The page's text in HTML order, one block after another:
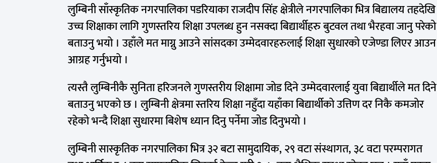
लुम्बिनी साँस्कृतिक नगरपालिका पडरियाका राजदीप सिंह क्षेत्रीले नगरपालिका भित्र बिद्यालय तहदेखि
उच्च शिक्षाका लागि गुणस्तरिय शिक्षा उपलब्ध हुन नसक्दा बिद्यार्थीहरु बुटवल तथा भैरहवा जानु परेको
बताउनु भयो । उहाँले मत माग्नु आउने सांसदका उम्मेदवारहरुलाई शिक्षा सुधारको एजेण्डा लिएर आउन
आग्रह गर्नुभयो ।
त्यस्तै लुम्बिनीकै सुनिता हरिजनले गुणस्तरीय शिक्षामा जोड दिने उम्मेदवारलाई युवा बिद्यार्थीले मत दिने
बताउनु भएको छ । लुम्बिनी क्षेत्रमा स्तरिय शिक्षा नहुँदा यहाँका बिद्यार्थीको उत्तिण दर निकै कमजोर
रहेको भन्दै शिक्षा सुधारमा बिशेष ध्यान दिनु पर्नेमा जोड दिनुभयो ।
लुम्बिनी सास्कृतिक नगरपालिका भित्र ३२ बटा सामुदायिक, २९ वटा संस्थागत, ३८ वटा परम्परागत